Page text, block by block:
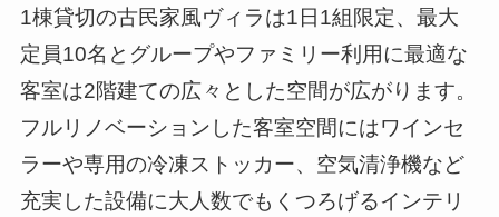
1棟貸切の古民家風ヴィラは1日1組限定、最大
定員10名とグループやファミリー利用に最適な
客室は2階建ての広々とした空間が広がります。
フルリノベーションした客室空間にはワインセ
ラーや専用の冷凍ストッカー、空気清浄機など
充実した設備に大人数でもくつろげるインテリ